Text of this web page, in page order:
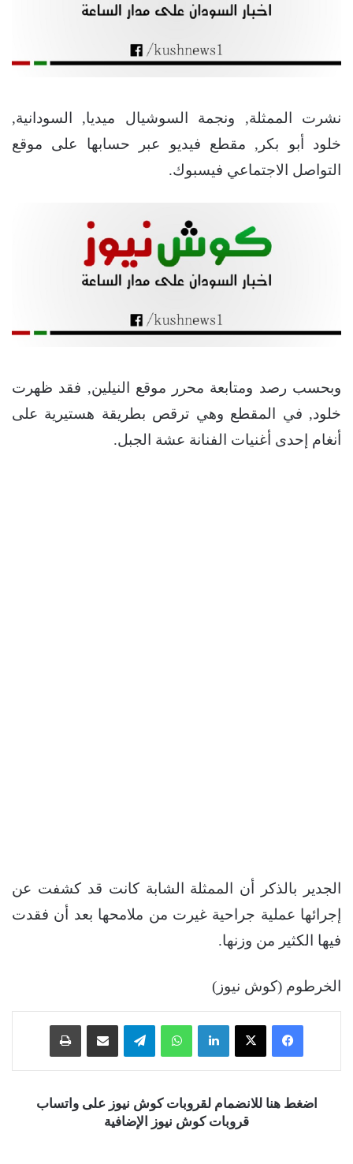
نشرت الممثلة, ونجمة السوشيال ميديا, السودانية,
خلود أبو بكر, مقطع فيديو عبر حسابها على موقع
التواصل الاجتماعي فيسبوك.
وبحسب رصد ومتابعة محرر موقع النيلين, فقد ظهرت
خلود, في المقطع وهي ترقص بطريقة هستيرية على
أنغام إحدى أغنيات الفنانة عشة الجبل.
الجدير بالذكر أن الممثلة الشابة كانت قد كشفت عن
إجرائها عملية جراحية غيرت من ملامحها بعد أن فقدت
فيها الكثير من وزنها.
الخرطوم (كوش نيوز)
فيسبوك ‫X لينكدإن واتساب تيلقرام
اضغط هنا للانضمام لقروبات كوش نيوز على واتساب
قروبات كوش نيوز الإضافية